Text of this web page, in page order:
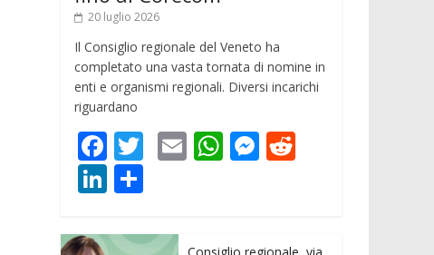
20 luglio 2026
Il Consiglio regionale del Veneto ha
completato una vasta tornata di nomine in
enti e organismi regionali. Diversi incarichi
riguardano
F
ac
e
b
T
er
E W M
Li
k n